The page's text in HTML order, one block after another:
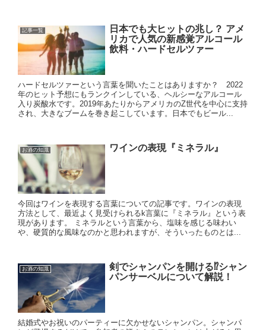
記事一覧
日本でも大ヒットの兆し？ アメ
リカで人気の新感覚アルコール
飲料・ハードセルツァー
ハードセルツァーという言葉を聞いたことはありますか？ 2022
年のヒット予想にもランクインしている、ヘルシーなアルコール
入り炭酸水です。2019年あたりからアメリカのZ世代を中心に支持
され、大きなブームを巻き起こしています。日本でもビール...
お酒の知識 ワインの表現『ミネラル』
今回はワインを表現する言葉についての記事です。ワインの表現
方法として、最近よく見受けられるk言葉に『ミネラル』という表
現があります。 ミネラルという言葉から、塩味を感じる味わい
や、硬質的な風味なのかと思われますが、そういったものとは...
お酒の知識
剣でシャンパンを開ける⁉シャン
パンサーベルについて解説！
結婚式やお祝いのパーティーに欠かせないシャンパン。シャンパ